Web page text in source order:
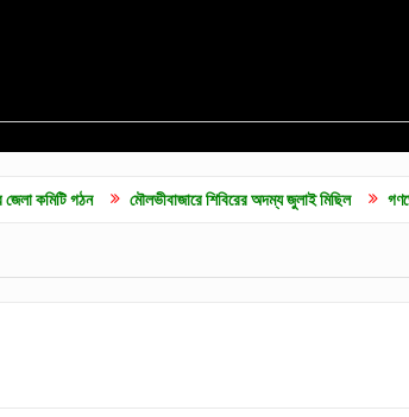
মৌলভীবাজারে শিবিরের অদম্য জুলাই মিছিল গণভোটের রায়